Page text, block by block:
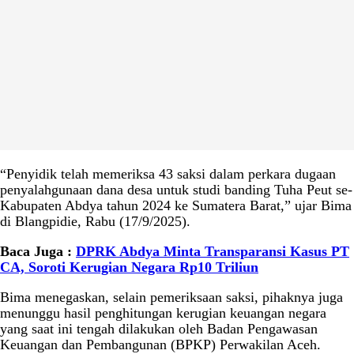
“Penyidik telah memeriksa 43 saksi dalam perkara dugaan
penyalahgunaan dana desa untuk studi banding Tuha Peut se-
Kabupaten Abdya tahun 2024 ke Sumatera Barat,” ujar Bima
di Blangpidie, Rabu (17/9/2025).
Baca Juga : DPRK Abdya Minta Transparansi Kasus PT
CA, Soroti Kerugian Negara Rp10 Triliun
Bima menegaskan, selain pemeriksaan saksi, pihaknya juga
menunggu hasil penghitungan kerugian keuangan negara
yang saat ini tengah dilakukan oleh Badan Pengawasan
Keuangan dan Pembangunan (BPKP) Perwakilan Aceh.